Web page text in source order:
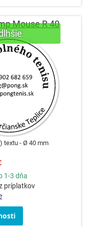
Mouse R 40
textu Ø 40 mm
1-3 dňa
príplatkov